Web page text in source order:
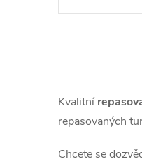
v
l
á
Kvalitní
repasovaných
Chcete se